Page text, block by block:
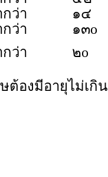
ว่า
๑๔
ว่า
๑๓o
ว่า ๒o
องมีอายุไม่เกิ